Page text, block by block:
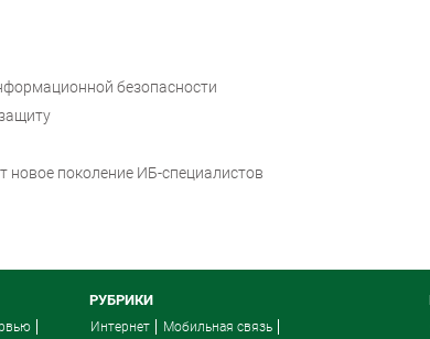
безопасности
поколение ИБ-специалистов
РУБРИКИ
Интернет Мобильная связь